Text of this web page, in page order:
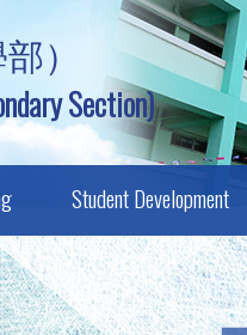
）
Section)
Student Development